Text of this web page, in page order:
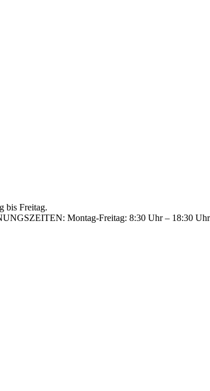
bis Freitag.
Montag-Freitag: 8:30 Uhr – 18:30